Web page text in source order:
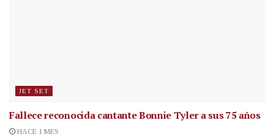
JET SET
Fallece reconocida cantanteBonnie Tyler a sus 75 años
HACE 1 MES